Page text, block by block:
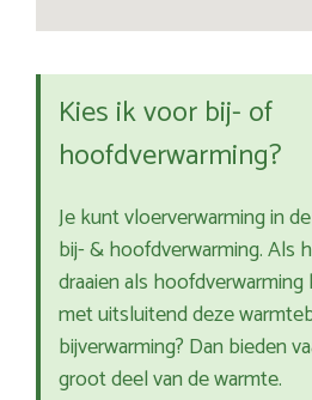
Kies ik voor bij- of
hoofdverwarming?
Je kunt vloerverwarming in
bij- & hoofdverwarming. Als
draaien als
met uitsluitend deze
bijverwarming? Dan bieden
groot deel van de warmte.